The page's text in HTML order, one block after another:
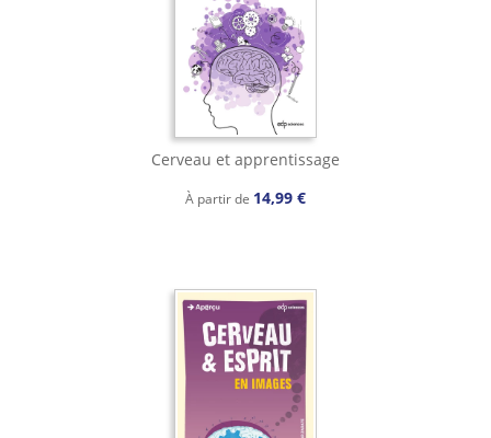
Cerveau et apprentissage
À partir de 14,99 €